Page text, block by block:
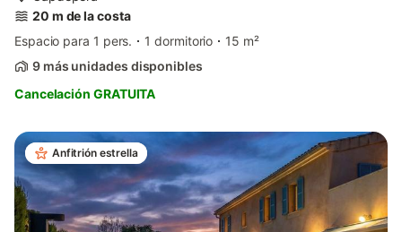
20 m de la costa
Espacio para 1 pers.
1 dormitorio
15 m²
9 más unidades disponibles
Cancelación GRATUITA
Anfitrión estrella